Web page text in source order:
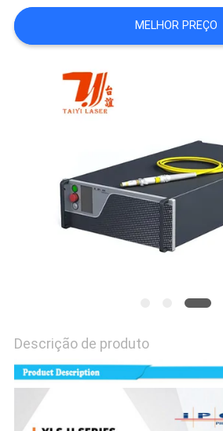
POLICY
MELHOR PREÇO
Descrição de produto